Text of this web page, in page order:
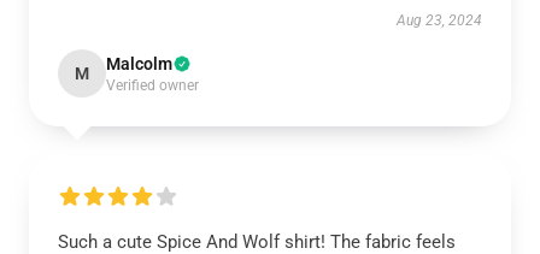
Aug 23, 2024
M Malcolm
Verified owner
Such a cute Spice And Wolf shirt! The fabric feels